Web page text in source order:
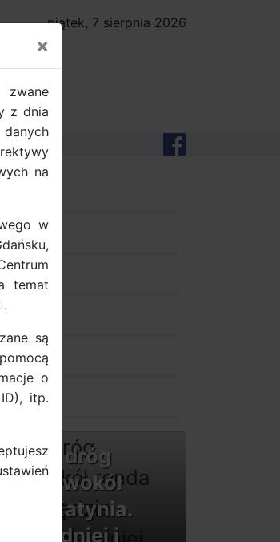
piątek, 7 sierpnia 2026
ruchu
stojak
dróg
wokół
Katynia.
wygodniej i
×
z dnia
na
w
temat
.
są
o
itp.